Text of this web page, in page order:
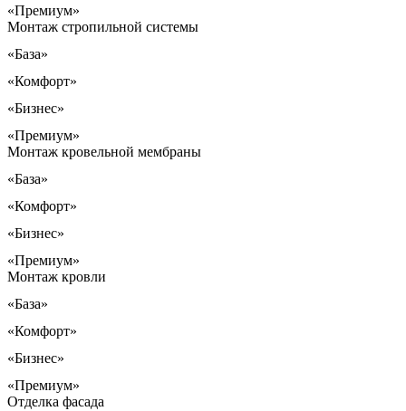
«Премиум»
Монтаж стропильной системы
«База»
«Комфорт»
«Бизнес»
«Премиум»
Монтаж кровельной мембраны
«База»
«Комфорт»
«Бизнес»
«Премиум»
Монтаж кровли
«База»
«Комфорт»
«Бизнес»
«Премиум»
Отделка фасада